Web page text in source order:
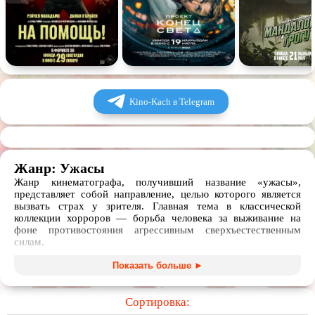
Спектакль Сказка Немое кино Для взрослых
Kino-Kach в Telegram
Жанр: Ужасы
Жанр кинематографа, получивший название «ужасы»,
представляет собой направление, целью которого является
вызвать страх у зрителя. Главная тема в классической
коллекции хорроров — борьба человека за выживание на
фоне противостояния агрессивным сверхъестественным
силам.
Предлагаются следующие поджанры:
Старые классические фильмы ужасов, снятые на черно-
белую пленку, отличаются своеобразной манерой постановки
Показать больше ►
Сортировка: